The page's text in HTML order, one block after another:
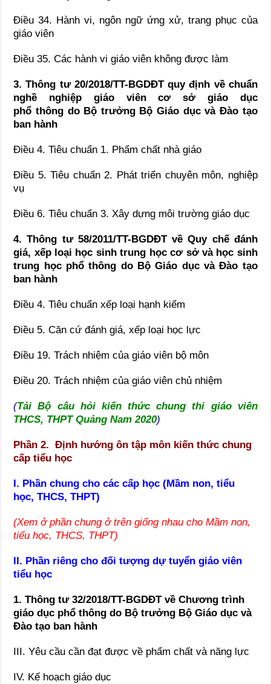
Điều 34. Hành vi, ngôn ngữ ứng xử, trang phục của
giáo viên
Điều 35. Các hành vi giáo viên không được làm
3. Thông tư 20/2018/TT-BGDĐT quy định về chuẩn
nghề nghiệp giáo viên cơ sở giáo dục
phổ thông do Bộ trưởng Bộ Giáo dục và Đào tạo
ban hành
Điều 4. Tiêu chuẩn 1. Phẩm chất nhà giáo
Điều 5. Tiêu chuẩn 2. Phát triển chuyên môn, nghiệp
vụ
Điều 6. Tiêu chuẩn 3. Xây dựng môi trường giáo dục
4. Thông tư 58/2011/TT-BGDĐT về Quy chế đánh
giá, xếp loại học sinh trung học cơ sở và học sinh
trung học phổ thông do Bộ Giáo dục và Đào tạo
ban hành
Điều 4. Tiêu chuẩn xếp loại hạnh kiểm
Điều 5. Căn cứ đánh giá, xếp loại học lực
Điều 19. Trách nhiệm của giáo viên bộ môn
Điều 20. Trách nhiệm của giáo viên chủ nhiệm
(Tải Bộ câu hỏi kiến thức chung thi giáo viên
THCS, THPT Quảng Nam 2020)
Phần 2. Định hướng ôn tập môn kiến thức chung
cấp tiểu học
I. Phần chung cho các cấp học (Mầm non, tiểu
học, THCS, THPT)
(Xem ở phần chung ở trên giống nhau cho Mầm non,
tiểu học, THCS, THPT)
II. Phần riêng cho đối tượng dự tuyển giáo viên
tiểu học
1. Thông tư 32/2018/TT-BGDĐT về Chương trình
giáo dục phổ thông do Bộ trưởng Bộ Giáo dục và
Đào tạo ban hành
III. Yêu cầu cần đạt được về phẩm chất và năng lực
IV. Kế hoạch giáo dục